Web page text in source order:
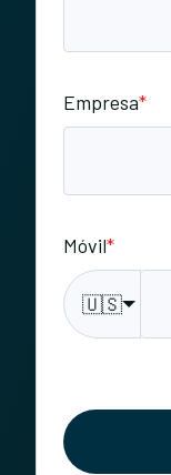
Empresa*
Móvil*
🇺🇸